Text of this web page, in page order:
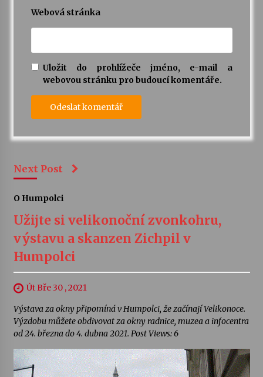
Webová stránka
Uložit do prohlížeče jméno, e-mail a
webovou stránku pro budoucí komentáře.
Next Post
O Humpolci
Užijte si velikonoční zvonkohru,
výstavu a skanzen Zichpil v
Humpolci
Út Bře 30 , 2021
Výstava za okny připomíná v Humpolci, že začínají Velikonoce.
Výzdobu můžete obdivovat za okny radnice, muzea a infocentra
od 24. března do 4. dubna 2021. Post Views: 6